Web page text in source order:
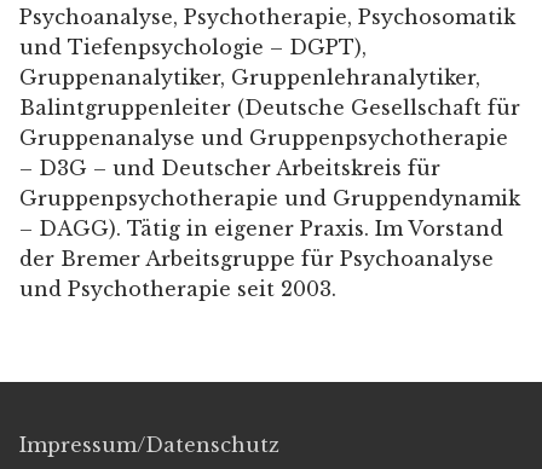
Psychoanalyse, Psychotherapie, Psychosomatik
und Tiefenpsychologie – DGPT),
Gruppenanalytiker, Gruppenlehranalytiker,
Balintgruppenleiter (Deutsche Gesellschaft für
Gruppenanalyse und Gruppenpsychotherapie
– D3G – und Deutscher Arbeitskreis für
Gruppenpsychotherapie und Gruppendynamik
– DAGG). Tätig in eigener Praxis. Im Vorstand
der Bremer Arbeitsgruppe für Psychoanalyse
und Psychotherapie seit 2003.
Impressum/Datenschutz